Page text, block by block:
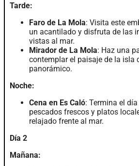
Tarde:
Faro de La Mola: Visita este
un acantilado y disfruta de las
vistas al mar.
Mirador de La Mola: Haz una
contemplar el paisaje de la isla
panorámico.
Noche:
Cena en Es Caló: Termina el
pescados frescos y platos
relajado frente al mar.
Día 2
Mañana: